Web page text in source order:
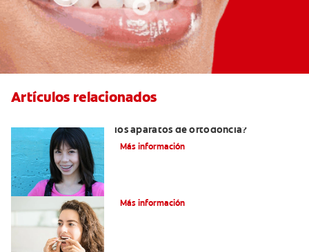
Artículos relacionados
los aparatos de ortodoncia?
Más información
Más información